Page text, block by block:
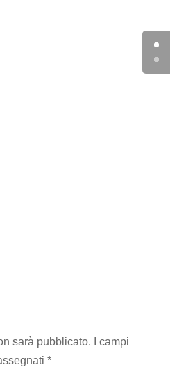
sarà pubblicato.
I campi
*